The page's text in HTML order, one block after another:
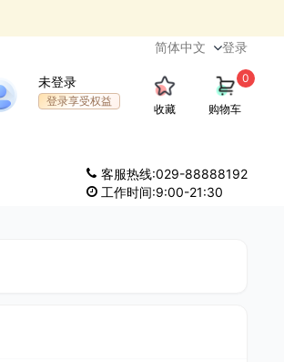
登录
未登录
登录享受权益
收藏 购物车
0
客服热线:029-88888192
工作时间:9:00-21:30